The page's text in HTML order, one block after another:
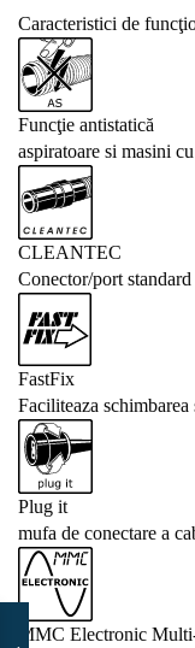
Caracteristici de
Funcţie antistatică
aspiratoare si masini
CLEANTEC
Conector/port
FastFix
Faciliteaza
Plug it
mufa de conectare a
MMC Electronic